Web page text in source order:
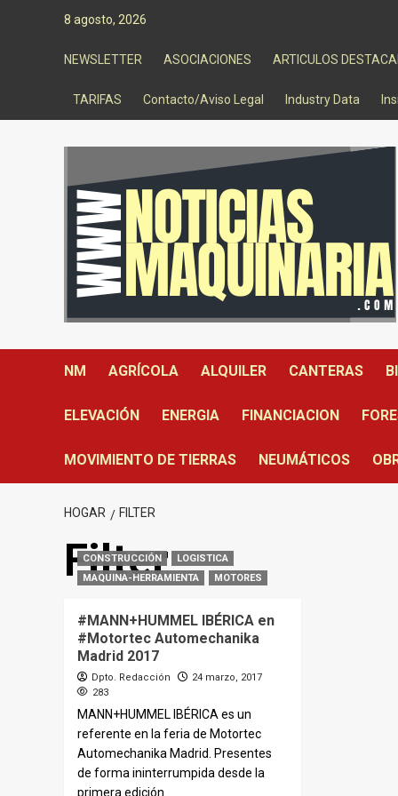
8 agosto, 2026
NEWSLETTER ASOCIACIONES ARTICULOS
TARIFAS Contacto/Aviso Legal Industry Data
NM AGRÍCOLA ALQUILER CANTERAS
ELEVACIÓN ENERGIA FINANCIACION
MOVIMIENTO DE TIERRAS NEUMÁTICOS
HOGAR FILTER
Filter
CONSTRUCCIÓN
LOGISTICA
MAQUINA-HERRAMIENTA
MOTORES
#MANN+HUMMEL IBÉRICA en
#Motortec Automechanika
Madrid 2017
Dpto. Redacción
24 marzo, 2017
283
MANN+HUMMEL IBÉRICA es un
referente en la feria de Motortec
Automechanika Madrid. Presentes
de forma ininterrumpida desde la
primera edición...